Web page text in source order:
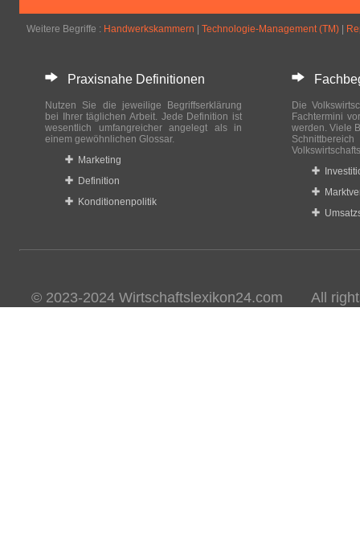
Weitere Begriffe : Handwerkskammern Technologie-Management (TM)
Praxisnahe Definitionen
Nutzen Sie die jeweilige Begriffserklärung
bei Ihrer täglichen Arbeit. Jede Definition ist
wesentlich umfangreicher angelegt als in
einem gewöhnlichen Glossar.
Marketing
Definition
Konditionenpolitik
Die
Fachtermini
werden. Viele
© 2023-2024 Wirtschaftslexikon24.com All